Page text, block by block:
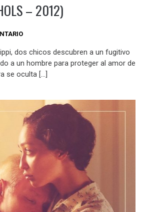
– 2012)
dos chicos descubren a un fugitivo
a un hombre para proteger al amor de
se oculta […]